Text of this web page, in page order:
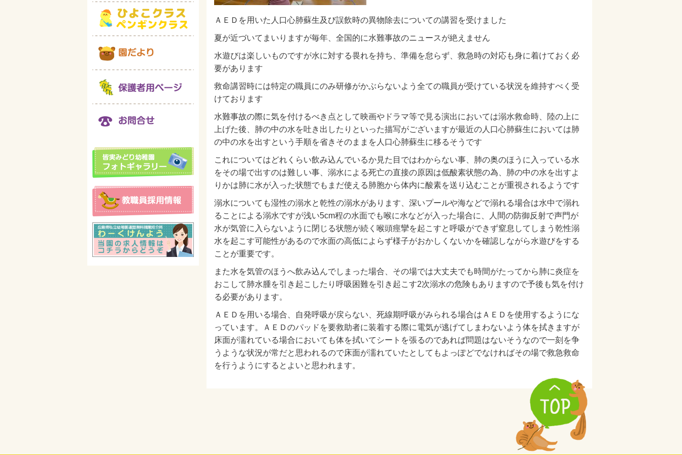
ＡＥＤを用いた人口心肺蘇生及び誤飲時の異物除去についての講習を受けました
夏が近づいてまいりますが毎年、全国的に水難事故のニュースが絶えません
水遊びは楽しいものですが水に対する畏れを持ち、準備を怠らず、救急時の対応も身に着けておく必
要があります
救命講習時には特定の職員にのみ研修がかぶらないよう全ての職員が受けている状況を維持すべく受
けております
水難事故の際に気を付けるべき点として映画やドラマ等で見る演出においては溺水救命時、陸の上に
上げた後、肺の中の水を吐き出したりといった描写がございますが最近の人口心肺蘇生においては肺
の中の水を出すという手順を省きそのままを人口心肺蘇生に移るそうです
これについてはどれくらい飲み込んでいるか見た目ではわからない事、肺の奥のほうに入っている水
をその場で出すのは難しい事、溺水による死亡の直接の原因は低酸素状態の為、肺の中の水を出すよ
りかは肺に水が入った状態でもまだ使える肺胞から体内に酸素を送り込むことが重視されるようです
溺水についても湿性の溺水と乾性の溺水があります、深いプールや海などで溺れる場合は水中で溺れ
ることによる溺水ですが浅い5cm程の水面でも喉に水などが入った場合に、人間の防御反射で声門が
水が気管に入らないように閉じる状態が続く喉頭痙攣を起こすと呼吸ができず窒息してしまう乾性溺
水を起こす可能性があるので水面の高低によらず様子がおかしくないかを確認しながら水遊びをする
ことが重要です。
また水を気管のほうへ飲み込んでしまった場合、その場では大丈夫でも時間がたってから肺に炎症を
おこして肺水腫を引き起こしたり呼吸困難を引き起こす2次溺水の危険もありますので予後も気を付け
る必要があります。
ＡＥＤを用いる場合、自発呼吸が戻らない、死線期呼吸がみられる場合はＡＥＤを使用するようにな
っています。ＡＥＤのパッドを要救助者に装着する際に電気が逃げてしまわないよう体を拭きますが
床面が濡れている場合においても体を拭いてシートを張るのであれば問題はないそうなので一刻を争
うような状況が常だと思われるので床面が濡れていたとしてもよっぽどでなければその場で救急救命
を行うようにするとよいと思われます。